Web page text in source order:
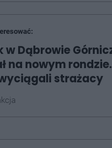
w Dąbrowie
na nowym
strażacy